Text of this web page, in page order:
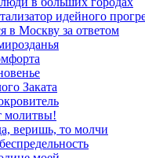
идейного
в Москву за ответом
Заката
молитвы!
веришь, то молчи